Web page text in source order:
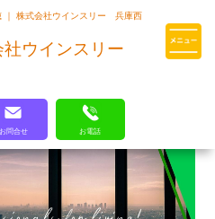
の厳しい基準を
｜ 株式会社ウインスリー 兵庫西
社ウインスリー
お問合せ お電話